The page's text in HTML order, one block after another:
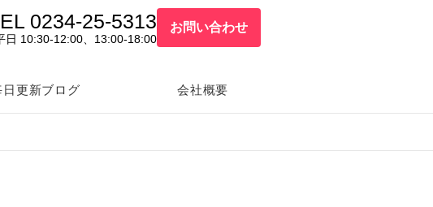
0234-25-5313
日 10:30-12:00、13:00-18:00
お問い合わせ
日更新ブログ 会社概要